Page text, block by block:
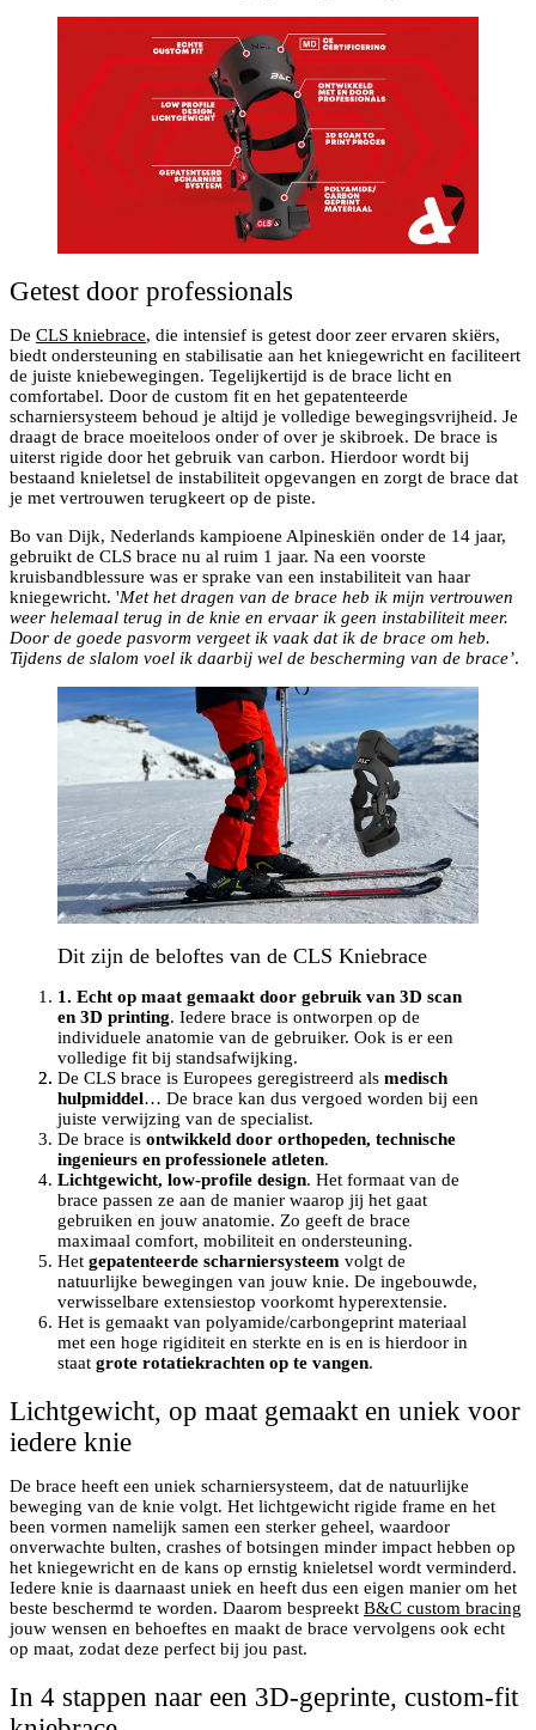
Getest door professionals
De CLS kniebrace, die intensief is getest door zeer ervaren skiërs,
biedt ondersteuning en stabilisatie aan het kniegewricht en faciliteert
de juiste kniebewegingen. Tegelijkertijd is de brace licht en
comfortabel. Door de custom fit en het gepatenteerde
scharniersysteem behoud je altijd je volledige bewegingsvrijheid. Je
draagt de brace moeiteloos onder of over je skibroek. De brace is
uiterst rigide door het gebruik van carbon. Hierdoor wordt bij
bestaand knieletsel de instabiliteit opgevangen en zorgt de brace dat
je met vertrouwen terugkeert op de piste.
Bo van Dijk, Nederlands kampioene Alpineskiën onder de 14 jaar,
gebruikt de CLS brace nu al ruim 1 jaar. Na een voorste
kruisbandblessure was er sprake van een instabiliteit van haar
kniegewricht. 'Met het dragen van de brace heb ik mijn vertrouwen
weer helemaal terug in de knie en ervaar ik geen instabiliteit meer.
Door de goede pasvorm vergeet ik vaak dat ik de brace om heb.
Tijdens de slalom voel ik daarbij wel de bescherming van de brace’.
Dit zijn de beloftes van de CLS Kniebrace
1. Echt op maat gemaakt door gebruik van 3D scan
en 3D printing. Iedere brace is ontworpen op de
individuele anatomie van de gebruiker. Ook is er een
volledige fit bij standsafwijking.
De CLS brace is Europees geregistreerd als medisch
hulpmiddel… De brace kan dus vergoed worden bij een
juiste verwijzing van de specialist.
De brace is ontwikkeld door orthopeden, technische
ingenieurs en professionele atleten.
Lichtgewicht, low-profile design. Het formaat van de
brace passen ze aan de manier waarop jij het gaat
gebruiken en jouw anatomie. Zo geeft de brace
maximaal comfort, mobiliteit en ondersteuning.
Het gepatenteerde scharniersysteem volgt de
natuurlijke bewegingen van jouw knie. De ingebouwde,
verwisselbare extensiestop voorkomt hyperextensie.
Het is gemaakt van polyamide/carbongeprint materiaal
met een hoge rigiditeit en sterkte en is en is hierdoor in
staat grote rotatiekrachten op te vangen.
Lichtgewicht, op maat gemaakt en uniek voor
iedere knie
De brace heeft een uniek scharniersysteem, dat de natuurlijke
beweging van de knie volgt. Het lichtgewicht rigide frame en het
been vormen namelijk samen een sterker geheel, waardoor
onverwachte bulten, crashes of botsingen minder impact hebben op
het kniegewricht en de kans op ernstig knieletsel wordt verminderd.
Iedere knie is daarnaast uniek en heeft dus een eigen manier om het
beste beschermd te worden. Daarom bespreekt B&C custom bracing
jouw wensen en behoeftes en maakt de brace vervolgens ook echt
op maat, zodat deze perfect bij jou past.
In 4 stappen naar een 3D-geprinte, custom-fit